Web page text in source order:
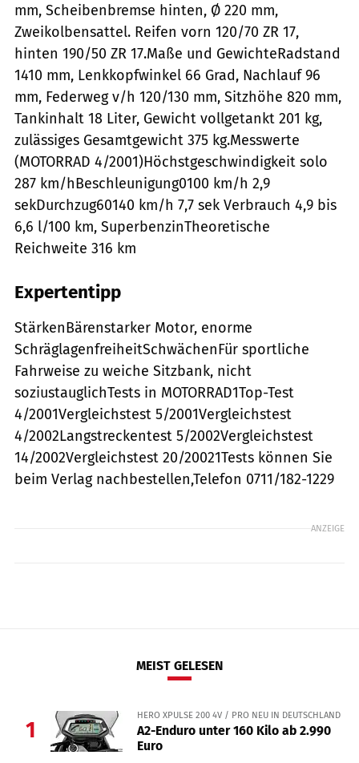
mm, Scheibenbremse hinten, Ø 220 mm,
Zweikolbensattel. Reifen vorn 120/70 ZR 17,
hinten 190/50 ZR 17.Maße und GewichteRadstand
1410 mm, Lenkkopfwinkel 66 Grad, Nachlauf 96
mm, Federweg v/h 120/130 mm, Sitzhöhe 820 mm,
Tankinhalt 18 Liter, Gewicht vollgetankt 201 kg,
zulässiges Gesamtgewicht 375 kg.Messwerte
(MOTORRAD 4/2001)Höchstgeschwindigkeit solo
287 km/hBeschleunigung0100 km/h 2,9
sekDurchzug60140 km/h 7,7 sek Verbrauch 4,9 bis
6,6 l/100 km, SuperbenzinTheoretische
Reichweite 316 km
Expertentipp
StärkenBärenstarker Motor, enorme
SchräglagenfreiheitSchwächenFür sportliche
Fahrweise zu weiche Sitzbank, nicht
soziustauglichTests in MOTORRAD1Top-Test
4/2001Vergleichstest 5/2001Vergleichstest
4/2002Langstreckentest 5/2002Vergleichstest
14/2002Vergleichstest 20/20021Tests können Sie
beim Verlag nachbestellen,Telefon 0711/182-1229
ANZEIGE
MEIST GELESEN
1
HERO XPULSE 200 4V / PRO NEU IN DEUTSCHLAND
A2-Enduro unter 160 Kilo ab 2.990
Euro